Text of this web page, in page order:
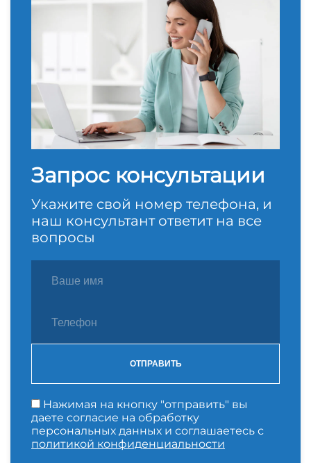
Запрос консультации
Укажите свой номер телефона, и
наш консультант ответит на все
вопросы
ОТПРАВИТЬ
Нажимая на кнопку "отправить" вы
даете согласие на обработку
персональных данных и соглашаетесь с
политикой конфиденциальности